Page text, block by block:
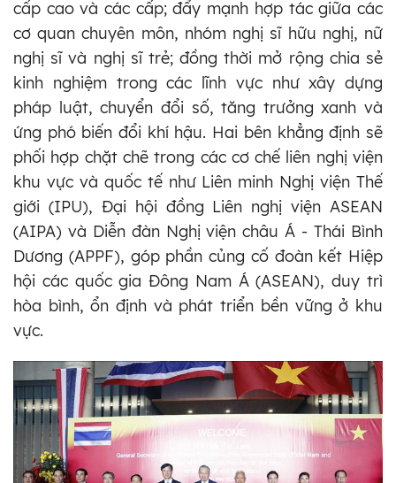
cấp cao và các cấp; đẩy mạnh hợp tác giữa các
cơ quan chuyên môn, nhóm nghị sĩ hữu nghị, nữ
nghị sĩ và nghị sĩ trẻ; đồng thời mở rộng chia sẻ
kinh nghiệm trong các lĩnh vực như xây dựng
pháp luật, chuyển đổi số, tăng trưởng xanh và
ứng phó biến đổi khí hậu. Hai bên khẳng định sẽ
phối hợp chặt chẽ trong các cơ chế liên nghị viện
khu vực và quốc tế như Liên minh Nghị viện Thế
giới (IPU), Đại hội đồng Liên nghị viện ASEAN
(AIPA) và Diễn đàn Nghị viện châu Á - Thái Bình
Dương (APPF), góp phần củng cố đoàn kết Hiệp
hội các quốc gia Đông Nam Á (ASEAN), duy trì
hòa bình, ổn định và phát triển bền vững ở khu
vực.